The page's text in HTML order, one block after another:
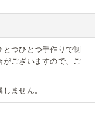
つひとつ手作りで制
ございますので、ご
ません。